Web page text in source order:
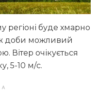
регіоні буде хмарно
доби можливий
Вітер очікується
5-10 м/с.